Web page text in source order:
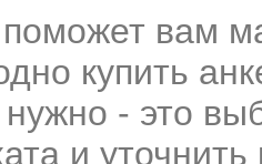
вам
купить
- это
и